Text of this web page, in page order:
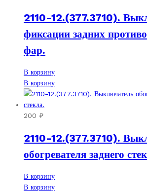
2110-12.(377.3710).
фиксации задних
фар.
В корзину
В корзину
200 ₽
2110-12.(377.3710).
обогревателя заднего
В корзину
В корзину